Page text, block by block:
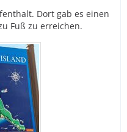
Dort gab es einen
Fuß zu erreichen.